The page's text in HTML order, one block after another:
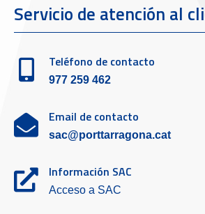
Servicio de atención al
Teléfono de contacto
977 259 462
Email de contacto
sac@porttarragona.cat
Información SAC
Acceso a SAC